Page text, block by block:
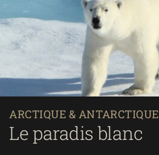
ARCTIQUE & ANTARCTIQUE
Le paradis blanc